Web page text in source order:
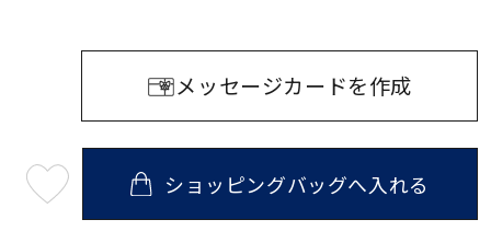
メッセージカードを作成
08
ショッピングバッグへ入れる